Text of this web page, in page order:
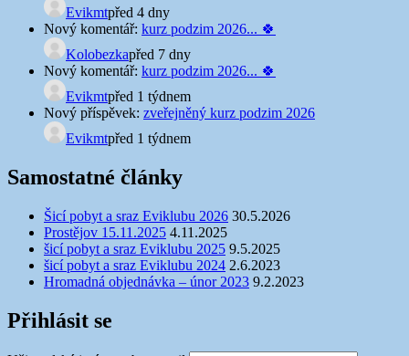
Evikmtpřed 4 dny
Nový komentář: kurz podzim 2026... 🍀
Kolobezkapřed 7 dny
Nový komentář: kurz podzim 2026... 🍀
Evikmtpřed 1 týdnem
Nový příspěvek: zveřejněný kurz podzim 2026
Evikmtpřed 1 týdnem
Samostatné články
Šicí pobyt a sraz Eviklubu 2026 30.5.2026
Prostějov 15.11.2025 4.11.2025
šicí pobyt a sraz Eviklubu 2025 9.5.2025
šicí pobyt a sraz Eviklubu 2024 2.6.2023
Hromadná objednávka – únor 2023 9.2.2023
Přihlásit se